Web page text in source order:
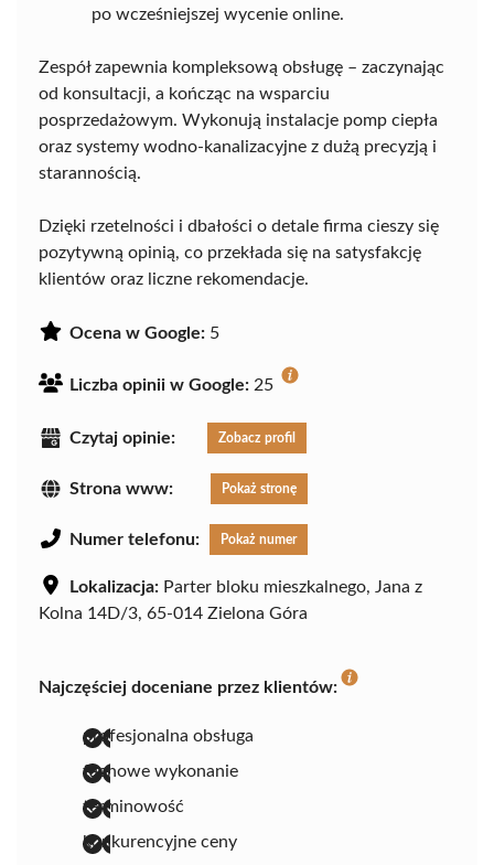
po wcześniejszej wycenie online.
Zespół zapewnia kompleksową obsługę – zaczynając
od konsultacji, a kończąc na wsparciu
posprzedażowym. Wykonują instalacje pomp ciepła
oraz systemy wodno-kanalizacyjne z dużą precyzją i
starannością.
Dzięki rzetelności i dbałości o detale firma cieszy się
pozytywną opinią, co przekłada się na satysfakcję
klientów oraz liczne rekomendacje.
Ocena w Google: 5
Liczba opinii w Google: 25
Czytaj opinie: Zobacz profil
Strona www: Pokaż stronę
Numer telefonu: Pokaż numer
Lokalizacja: Parter bloku mieszkalnego, Jana z
Kolna 14D/3, 65-014 Zielona Góra
Najczęściej doceniane przez klientów:
profesjonalna obsługa
fachowe wykonanie
terminowość
konkurencyjne ceny